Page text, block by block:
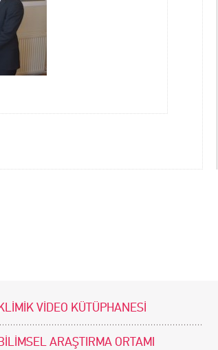
KLİMİK VİDEO KÜTÜPHANESİ
BİLİMSEL ARAŞTIRMA ORTAMI